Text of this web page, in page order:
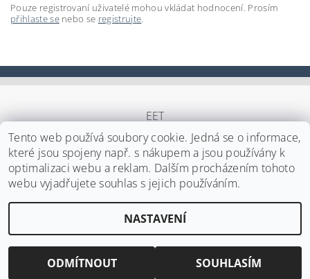
Pouze registrovaní uživatelé mohou vkládat hodnocení. Prosím
přihlaste senebo se registrujte.
EET
2026 ©Japa Foods s.r.o. , všechna práva vyhrazenaUpravit nastavení cookies
Vytvořil Shoptet
Tento web používá soubory cookie. Jedná se o informace,
které jsou spojeny např. s nákupem a jsou používány k
optimalizaci webu a reklam. Dalším procházením tohoto
webu vyjadřujete souhlas s jejich používáním.
NASTAVENÍ
ODMÍTNOUT SOUHLASÍM